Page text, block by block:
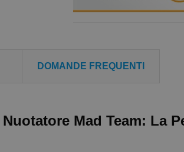
DOMANDE FREQUENTI
Mad Team: La